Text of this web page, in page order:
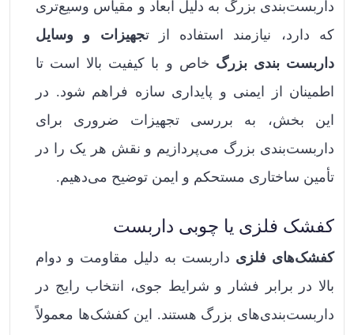
داربست‌بندی بزرگ به دلیل ابعاد و مقیاس وسیع‌تری
که دارد، نیازمند استفاده از تجهیزات و وسایل
داربست بندی بزرگ خاص و با کیفیت بالا است تا
اطمینان از ایمنی و پایداری سازه فراهم شود. در
این بخش، به بررسی تجهیزات ضروری برای
داربست‌بندی بزرگ می‌پردازیم و نقش هر یک را در
تأمین ساختاری مستحکم و ایمن توضیح می‌دهیم.
کفشک فلزی یا چوبی داربست
کفشک‌های فلزی داربست به دلیل مقاومت و دوام
بالا در برابر فشار و شرایط جوی، انتخاب رایج در
داربست‌بندی‌های بزرگ هستند. این کفشک‌ها معمولاً